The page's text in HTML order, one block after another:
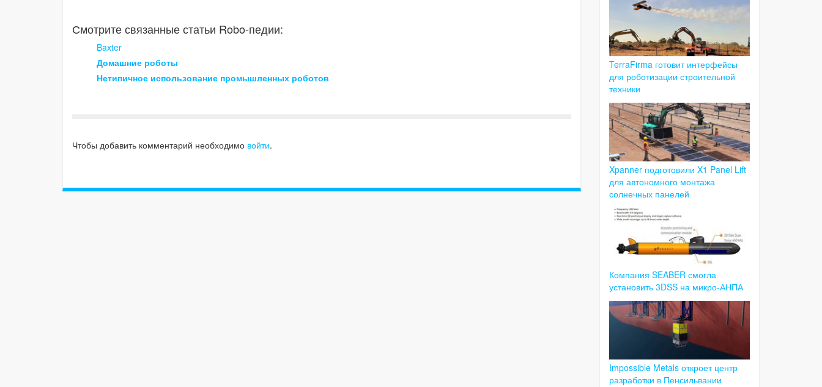
Смотрите связанные статьи Robo-педии:
Baxter
Домашние роботы
Нетипичное использование промышленных роботов
Чтобы добавить комментарий необходимо войти.
TerraFirma готовит интерфейсы
для роботизации строительной
техники
Xpanner подготовили X1 Panel Lift
для автономного монтажа
солнечных панелей
Компания SEABER смогла
установить 3DSS на микро-АНПА
Impossible Metals откроет центр
разработки в Пенсильвании